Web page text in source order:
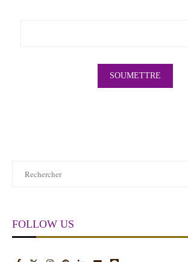
FOLLOW US